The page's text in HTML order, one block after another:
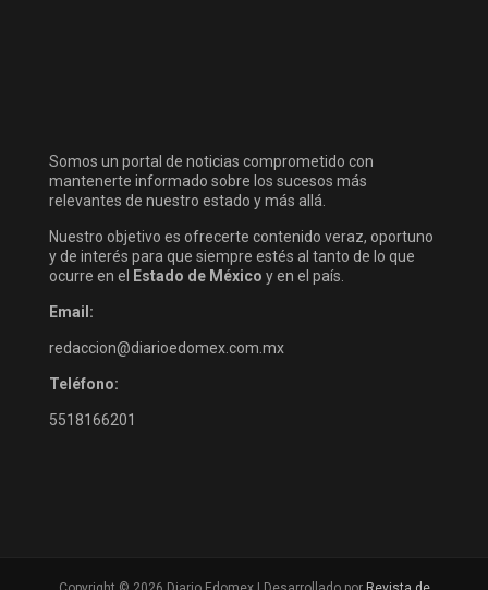
Somos un portal de noticias comprometido con
mantenerte informado sobre los sucesos más
relevantes de nuestro estado y más allá.
Nuestro objetivo es ofrecerte contenido veraz, oportuno
y de interés para que siempre estés al tanto de lo que
ocurre en el
Estado de México y en el país.
Email:
redaccion@diarioedomex.com.mx
Teléfono:
5518166201